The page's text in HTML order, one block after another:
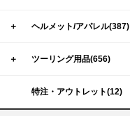
＋ ヘルメット/アパレル(387)
＋ ツーリング用品(656)
特注・アウトレット(12)